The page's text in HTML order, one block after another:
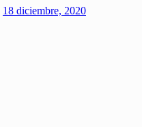
18 diciembre, 2020